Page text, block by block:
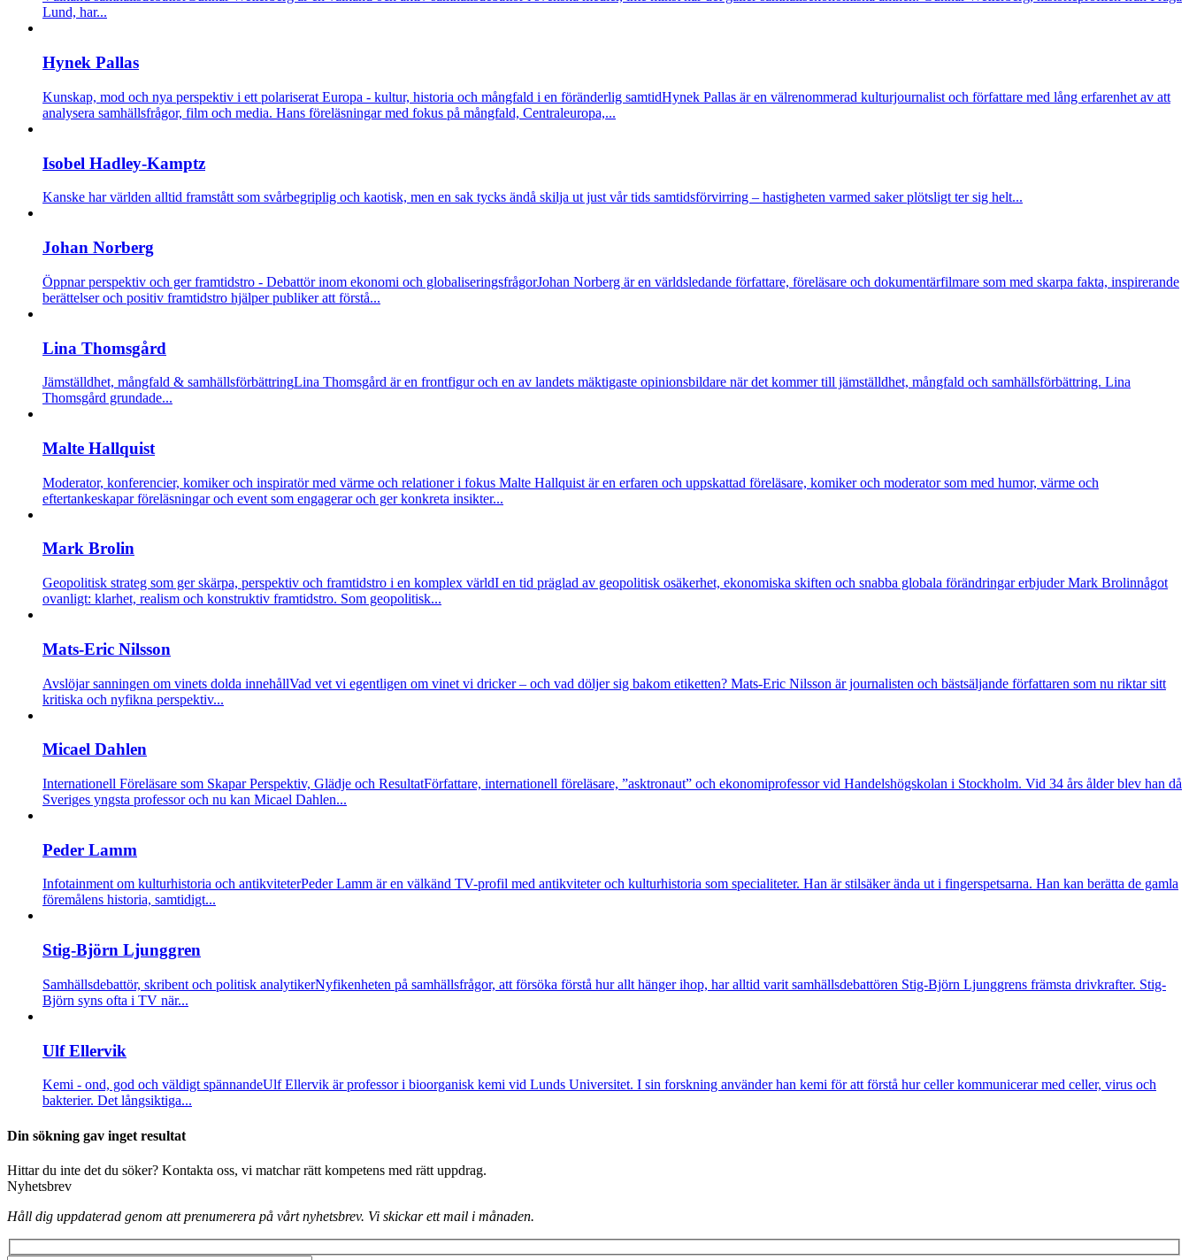
Lund, har...
Hynek Pallas
Kunskap, mod och nya perspektiv i ett polariserat Europa - kultur, historia och mångfald i en föränderlig samtidHynek Pallas är en välrenommerad kulturjournalist och författare med lång erfarenhet av att
analysera samhällsfrågor, film och media. Hans föreläsningar med fokus på mångfald, Centraleuropa,...
Isobel Hadley-Kamptz
Kanske har världen alltid framstått som svårbegriplig och kaotisk, men en sak tycks ändå skilja ut just vår tids samtidsförvirring – hastigheten varmed saker plötsligt ter sig helt...
Johan Norberg
Öppnar perspektiv och ger framtidstro - Debattör inom ekonomi och globaliseringsfrågorJohan Norberg är en världsledande författare, föreläsare och dokumentärfilmare som med skarpa fakta, inspirerande
berättelser och positiv framtidstro hjälper publiker att förstå...
Lina Thomsgård
Jämställdhet, mångfald & samhällsförbättringLina Thomsgård är en frontfigur och en av landets mäktigaste opinionsbildare när det kommer till jämställdhet, mångfald och samhällsförbättring. Lina
Thomsgård grundade...
Malte Hallquist
Moderator, konferencier, komiker och inspiratör med värme och relationer i fokus Malte Hallquist är en erfaren och uppskattad föreläsare, komiker och moderator som med humor, värme och
eftertankeskapar föreläsningar och event som engagerar och ger konkreta insikter...
Mark Brolin
Geopolitisk strateg som ger skärpa, perspektiv och framtidstro i en komplex världI en tid präglad av geopolitisk osäkerhet, ekonomiska skiften och snabba globala förändringar erbjuder Mark Brolinnågot
ovanligt: klarhet, realism och konstruktiv framtidstro. Som geopolitisk...
Mats-Eric Nilsson
Avslöjar sanningen om vinets dolda innehållVad vet vi egentligen om vinet vi dricker – och vad döljer sig bakom etiketten? Mats-Eric Nilsson är journalisten och bästsäljande författaren som nu riktar sitt
kritiska och nyfikna perspektiv...
Micael Dahlen
Internationell Föreläsare som Skapar Perspektiv, Glädje och ResultatFörfattare, internationell föreläsare, ”asktronaut” och ekonomiprofessor vid Handelshögskolan i Stockholm. Vid 34 års ålder blev han då
Sveriges yngsta professor och nu kan Micael Dahlen...
Peder Lamm
Infotainment om kulturhistoria och antikviteterPeder Lamm är en välkänd TV-profil med antikviteter och kulturhistoria som specialiteter. Han är stilsäker ända ut i fingerspetsarna. Han kan berätta de gamla
föremålens historia, samtidigt...
Stig-Björn Ljunggren
Samhällsdebattör, skribent och politisk analytikerNyfikenheten på samhällsfrågor, att försöka förstå hur allt hänger ihop, har alltid varit samhällsdebattören Stig-Björn Ljunggrens främsta drivkrafter. Stig-
Björn syns ofta i TV när...
Ulf Ellervik
Kemi - ond, god och väldigt spännandeUlf Ellervik är professor i bioorganisk kemi vid Lunds Universitet. I sin forskning använder han kemi för att förstå hur celler kommunicerar med celler, virus och
bakterier. Det långsiktiga...
Din sökning gav inget resultat
Hittar du inte det du söker? Kontakta oss, vi matchar rätt kompetens med rätt uppdrag.
Nyhetsbrev
Håll dig uppdaterad genom att prenumerera på vårt nyhetsbrev. Vi skickar ett mail i månaden.